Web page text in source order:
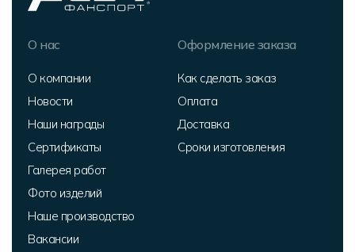
О нас
О компании
Новости
Наши награды
Сертификаты
Галерея работ
Фото изделий
Наше производство
Вакансии
Оформление заказа
Как сделать заказ
Оплата
Доставка
Сроки изготовления